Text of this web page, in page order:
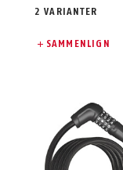
2 VARIANTER
SAMMENLIGN